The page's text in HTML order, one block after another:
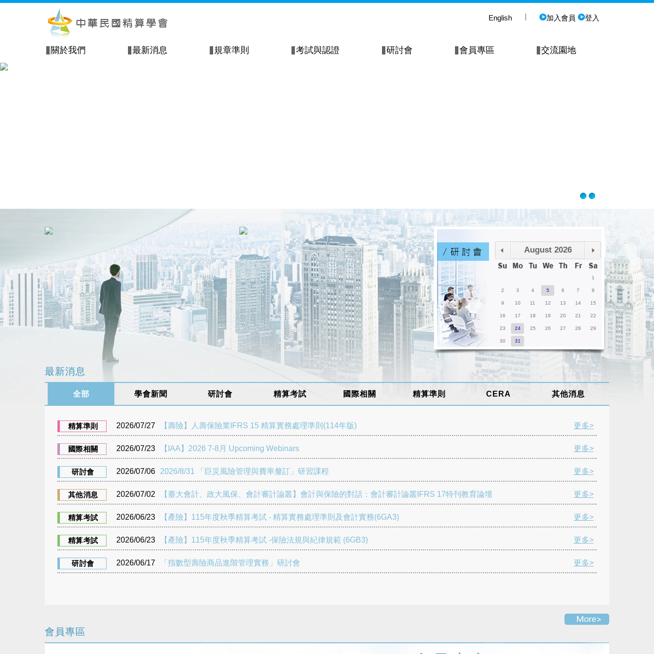
English 加入會員 登入
關於我們 最新消息 規章準則 考試與認證 研討會 會員專區 交流園地
August 2026
1
2 3 4 5 6 7 8
9 10 11 12 13 14 15
16 17 18 19 20 21 22
23 24 25 26 27 28 29
30 31
最新消息
全部 學會新聞 研討會 精算考試 國際相關 精算準則 CERA 其他消息
精算準則 2026/07/27 【壽險】人壽保險業IFRS 15 精算實務處理準則(114年版) 更多>
國際相關 2026/07/23 【IAA】2026 7-8月 Upcoming Webinars 更多>
研討會 2026/07/06 2026/8/31 「巨災風險管理與費率釐訂」研習課程 更多>
其他消息 2026/07/02 【臺大會計、政大風保、會計審計論叢】會計與保險的對話：會計審計論叢IFRS 17特刊教育論壇 更多>
精算考試 2026/06/23 【產險】115年度秋季精算考試 - 精算實務處理準則及會計實務(6GA3) 更多>
精算考試 2026/06/23 【產險】115年度秋季精算考試 -保險法規與紀律規範 (6GB3) 更多>
研討會 2026/06/17 「指數型壽險商品進階管理實務」研討會 更多>
會員專區